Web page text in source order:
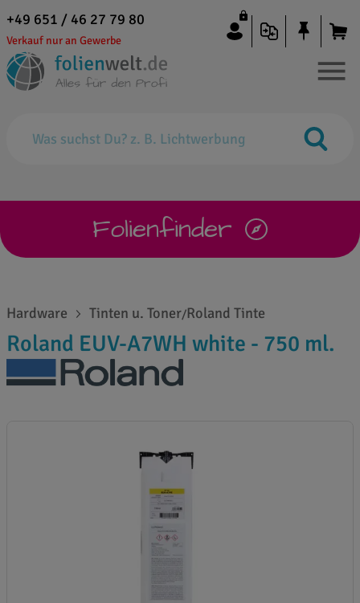
+49 651 / 46 27 79 80
Verkauf nur an Gewerbe
Folienfinder
Hardware Tinten u. Toner/Roland Tinte
Roland EUV-A7WH white - 750 ml.